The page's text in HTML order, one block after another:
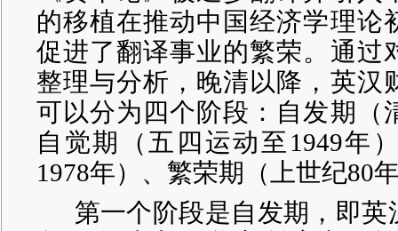
的移植在推动中国经济学理论
促进了翻译事业的繁荣。通过
整理与分析，晚清以降，英汉
可以分为四个阶段：自发期（
自觉期（五四运动至1949年
1978年）、繁荣期（上世纪80
第一个阶段是自发期，即